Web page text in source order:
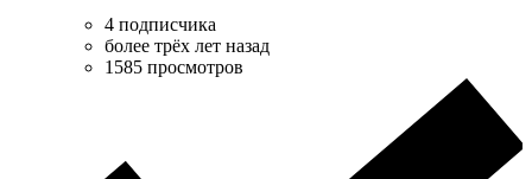
4 подписчика
более трёх лет назад
1585 просмотров